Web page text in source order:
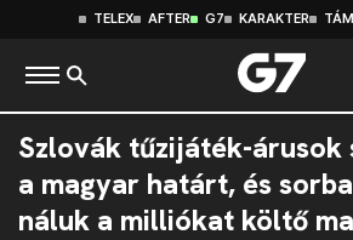
TELEX AFTER G7 KARAKTER
Szlovák tűzijáték-árusok
a magyar határt, és
náluk a milliókat költő